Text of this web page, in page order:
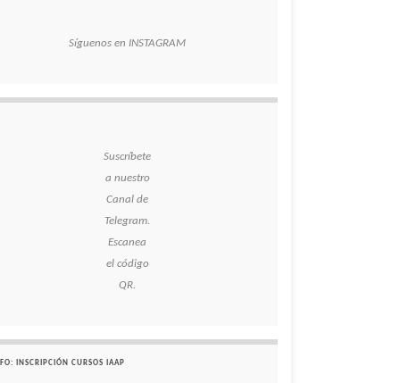
Síguenos en INSTAGRAM
Suscríbete
a nuestro
Canal de
Telegram.
Escanea
el código
QR.
INSCRIPCIÓN CURSOS IAAP